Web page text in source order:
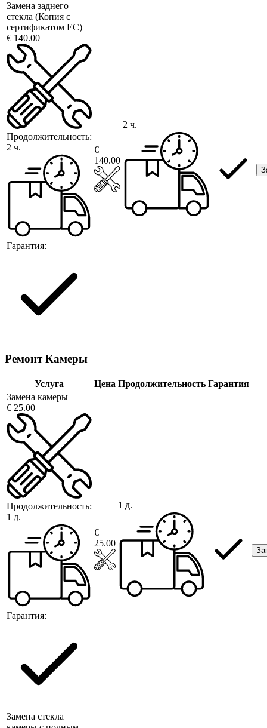
Замена заднего
стекла (Копия с
сертификатом ЕС)
€ 140.00
Продолжительность:
2 ч.
Гарантия:
€
140.00
2 ч.
Ремонт Камеры
Услуга Цена Продолжительность Гарантия
Замена камеры
€ 25.00
Продолжительность:
1 д.
Гарантия:
€
25.00
1 д.
Замена стекла